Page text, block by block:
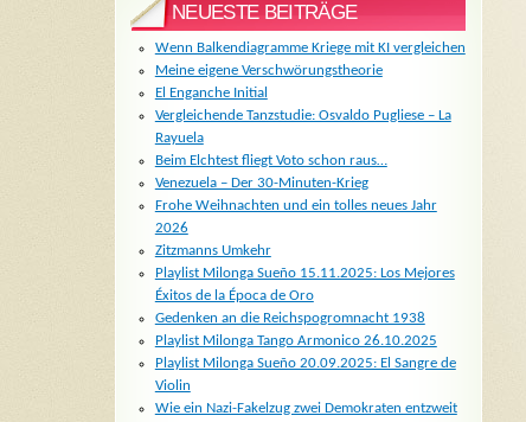
NEUESTE BEITRÄGE
Wenn Balkendiagramme Kriege mit KI vergleichen
Meine eigene Verschwörungstheorie
El Enganche Initial
Vergleichende Tanzstudie: Osvaldo Pugliese – La
Rayuela
Beim Elchtest fliegt Voto schon raus…
Venezuela – Der 30-Minuten-Krieg
Frohe Weihnachten und ein tolles neues Jahr
2026
Zitzmanns Umkehr
Playlist Milonga Sueño 15.11.2025: Los Mejores
Éxitos de la Época de Oro
Gedenken an die Reichspogromnacht 1938
Playlist Milonga Tango Armonico 26.10.2025
Playlist Milonga Sueño 20.09.2025: El Sangre de
Violin
Wie ein Nazi-Fakelzug zwei Demokraten entzweit